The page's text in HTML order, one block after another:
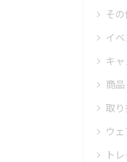
そ
イ
キ
商
取
ウ
ト